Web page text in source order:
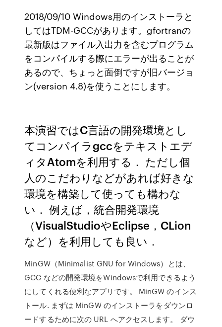
2018/09/10 Windows用のインストーラと
してはTDM-GCCがあります。gfortranの
最新版はファイル入出力を含むプログラム
をコンパイルする際にエラーが出ることが
あるので、ちょっと面倒ですが旧バージョ
ン(version 4.8)を使うことにします。
本演習ではC言語の開発環境とし
てコンパイラgccをテキストエデ
ィタAtomを利用する． ただし個
人のこだわりなどがあれば好きな
環境を構築して使っても構わな
い． 例えば，統合開発環境
（VisualStudioやEclipse，CLion
など）を利用しても良い．
MinGW（Minimalist GNU for Windows）とは、
GCC などの開発環境をWindowsで利用できるよう
にしてくれる便利なアプリです。 MinGW のインス
トール. まずは MinGW のインストーラをダウンロ
ードするために次の URL へアクセスします。 ダウ